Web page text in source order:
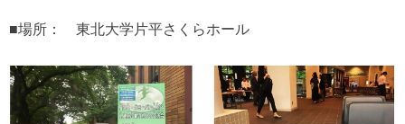
■場所： 東北大学片平さくらホール